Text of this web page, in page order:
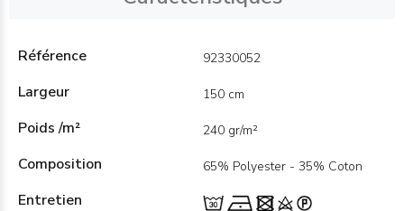
Référence 92330052
Largeur 150 cm
Poids /m² 240 gr/m²
Composition 65% Polyester - 35% Coton
Entretien